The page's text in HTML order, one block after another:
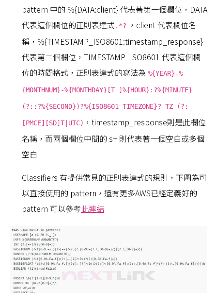
pattern 中的 %{DATA:client} 代表著第一個欄位，DATA
代表這個欄位的正則表達式 .*?
，client 代表欄位名
稱，%{TIMESTAMP_ISO8601:timestamp_response}
代表第二個欄位，TIMESTAMP_ISO8601 代表這個欄
位的時間格式，正則表達式的寫法為 %{YEAR}-%
{MONTHNUM}-%{MONTHDAY}[T ]%{HOUR}:?%{MINUTE}
(?::?%{SECOND})?%{ISO8601_TIMEZONE}? TZ (?:
[PMCE][SD]T|UTC) ，timestamp_response則是此欄位
名稱，而兩個欄位中間的 s+ 則代表著一個空白或多個
空白
Classifiers 有提供常見的正則表達式的規則，下圖為可
以直接使用的 pattern，還有更多AWS已經定義好的
pattern 可以參考此連結